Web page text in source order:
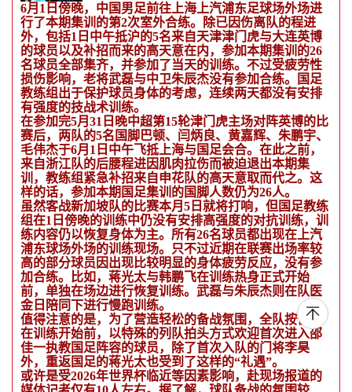
6月1日傍晚，中国男足前往上海上汽浦东足球场外场进
行了本期集训的第2次室外合练。除已因伤离队的程进
外，包括1日中午抵沪的5名来自天津津门虎与大连英博
的球员以及补招而来的高天意在内，参加本期集训的26
名球员全部集齐，并参加了当天的训练。不过受疲劳性
损伤影响，老将武磊与中卫朱辰杰没有参加合练。国足
教练组出于保护球员身体的考虑，连续两天都没有安排
有强度的技战术训练。
在参加完5月31日晚中超第15轮津门虎主场对阵英博的比
赛后，两队的5名国脚巴顿、闫炳良、黄嘉辉、朱鹏宇、
毛伟杰于6月1日中午飞抵上海与国足会合。在此之前，
来自浙江队的后腰程进因肌肉拉伤而被迫退出本期集
训，教练组紧急补招来自申花队的高天意取而代之。这
样的话，参加本期国足集训的国脚人数仍为26人。
虽然客战新加坡队的比赛本月5日就将打响，但国足教练
组在1日傍晚的训练中仍没有安排高强度的对抗训练，训
练内容仍以恢复身体为主。所有26名球员都出现在上汽
浦东球场外场的训练现场。只不过近期在联赛出场率较
高的部分球员因出现比较明显的身体疲劳反应，没有参
加合练。比如，蒋光太与韩鹏飞在训练热身正式开始
前，单独在场边进行恢复训练。武磊与朱辰杰则在队医
金日陪同下进行慢跑训练。
值得注意的是，为了营造轻松的备战氛围，全队按惯例
在训练开始前，以特殊的列队拍头方式欢迎首次进入邵
佳一执教国足阵容的球员，除了首次入队的门将李昊
外，重返国足的蒋光太也受到了这样的“礼遇”。
或许是受2026年世界杯临近等因素影响，赴现场报道的